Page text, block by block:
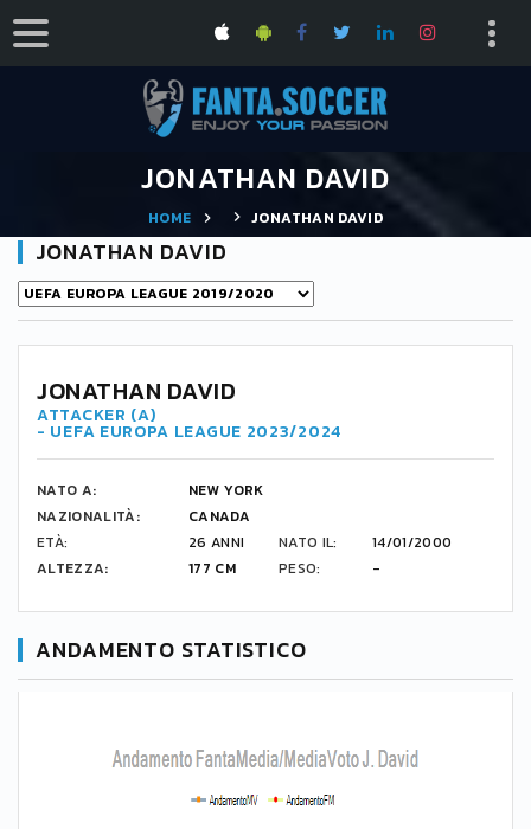
JONATHAN DAVID
HOME JONATHAN DAVID
JONATHAN DAVID
JONATHAN DAVID
ATTACKER (A)
- UEFA EUROPA LEAGUE 2023/2024
NATO A:
NEW YORK
NAZIONALITÀ:
CANADA
ETÀ:
26 ANNI NATO IL:
14/01/2000
ALTEZZA:
177 CM PESO: -
ANDAMENTO STATISTICO